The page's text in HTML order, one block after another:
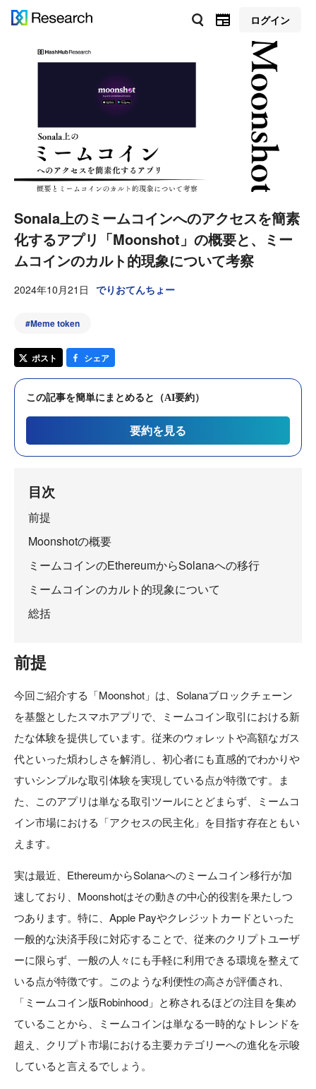
ログイン
Sonala上のミームコインへのアクセスを簡素
化するアプリ「Moonshot」の概要と、ミー
ムコインのカルト的現象について考察
2024年10月21日 でりおてんちょー
#Meme token
ポスト シェア
この記事を簡単にまとめると（AI要約）
要約を見る
目次
前提
Moonshotの概要
ミームコインのEthereumからSolanaへの移行
ミームコインのカルト的現象について
総括
前提
今回ご紹介する「Moonshot」は、Solanaブロックチェーン
を基盤としたスマホアプリで、ミームコイン取引における新
たな体験を提供しています。従来のウォレットや高額なガス
代といった煩わしさを解消し、初心者にも直感的でわかりや
すいシンプルな取引体験を実現している点が特徴です。ま
た、このアプリは単なる取引ツールにとどまらず、ミームコ
イン市場における「アクセスの民主化」を目指す存在ともい
えます。
実は最近、EthereumからSolanaへのミームコイン移行が加
速しており、Moonshotはその動きの中心的役割を果たしつ
つあります。特に、Apple Payやクレジットカードといった
一般的な決済手段に対応することで、従来のクリプトユーザ
ーに限らず、一般の人々にも手軽に利用できる環境を整えて
いる点が特徴です。このような利便性の高さが評価され、
「ミームコイン版Robinhood」と称されるほどの注目を集め
ていることから、ミームコインは単なる一時的なトレンドを
超え、クリプト市場における主要カテゴリーへの進化を示唆
していると言えるでしょう。